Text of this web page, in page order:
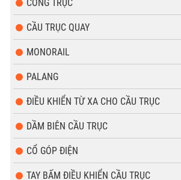
CỔNG TRỤC
CẦU TRỤC QUAY
MONORAIL
PALANG
ĐIỀU KHIỂN TỪ XA CHO CẦU TRỤC
DẦM BIÊN CẦU TRỤC
CỔ GÓP ĐIỆN
TAY BẤM ĐIỀU KHIỂN CẦU TRỤC